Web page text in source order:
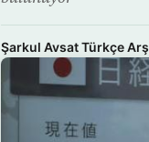
Şarkul Avsat Türkçe